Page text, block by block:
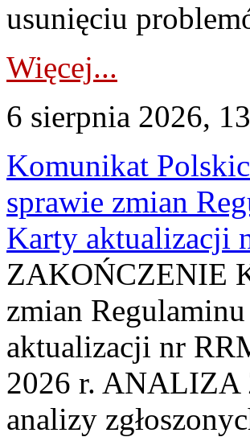
usunięciu
Więcej...
6 sierpnia 2026,
Komunikat
sprawie zmian
Karty aktualizacji
ZAKOŃCZENIE
zmian
aktualizacji nr
2026 r. ANALIZA
analizy